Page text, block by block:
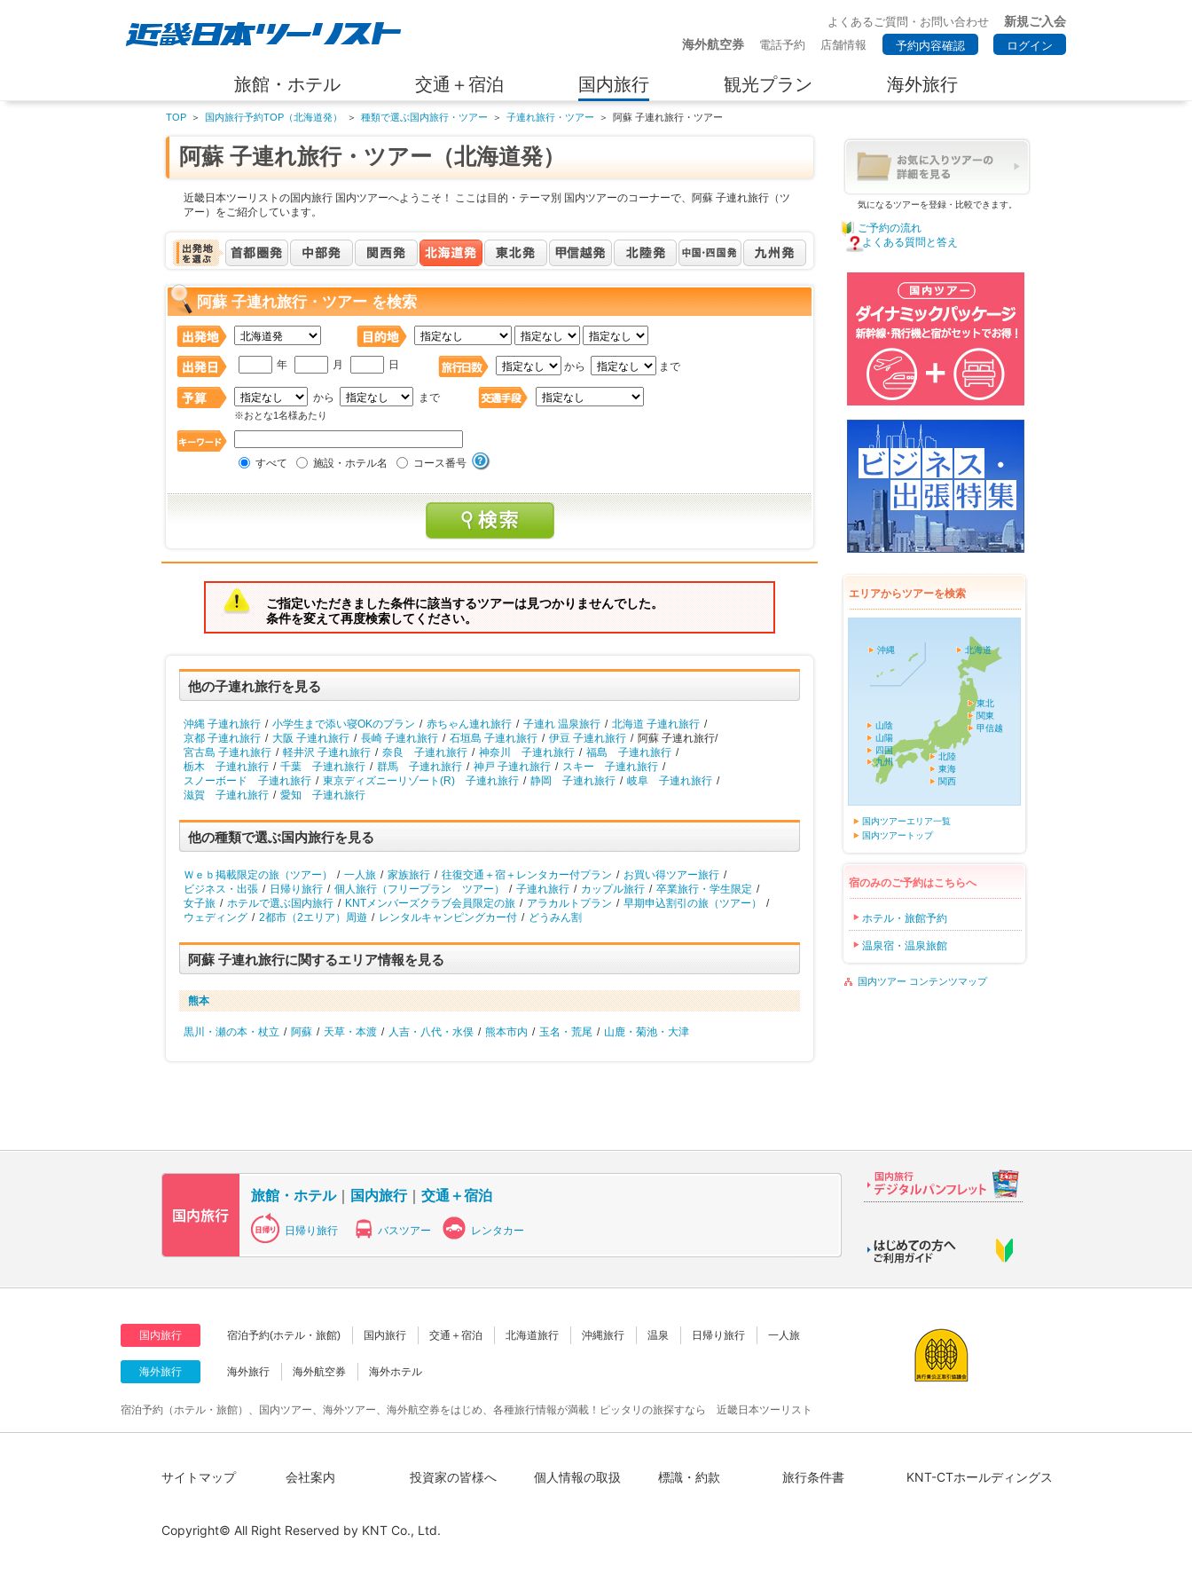
よくあるご質問・お問い合わせ
新規ご入会
海外航空券
電話予約 店舗情報 予約内容確認 ログイン
旅館・ホテル 交通＋宿泊 国内旅行 観光プラン 海外旅行
TOP ＞ 国内旅行予約TOP（北海道発） ＞ 種類で選ぶ国内旅行・ツアー ＞ 子連れ旅行・ツアー ＞ 阿蘇 子連れ旅行・ツアー
阿蘇 子連れ旅行・ツアー（北海道発）
近畿日本ツーリストの国内旅行 国内ツアーへようこそ！ ここは目的・テーマ別 国内ツアーのコーナーで、阿蘇 子連れ旅行（ツ
アー）をご紹介しています。
阿蘇 子連れ旅行・ツアー を検索
年 月 日 から まで
から まで
※おとな1名様あたり
すべて 施設・ホテル名 コース番号
ご指定いただきました条件に該当するツアーは見つかりませんでした。
条件を変えて再度検索してください。
他の子連れ旅行を見る
沖縄 子連れ旅行 / 小学生まで添い寝OKのプラン / 赤ちゃん連れ旅行 / 子連れ 温泉旅行 / 北海道 子連れ旅行 /
京都 子連れ旅行 / 大阪 子連れ旅行 / 長崎 子連れ旅行 / 石垣島 子連れ旅行 / 伊豆 子連れ旅行 / 阿蘇 子連れ旅行/
宮古島 子連れ旅行 / 軽井沢 子連れ旅行 / 奈良 子連れ旅行 / 神奈川 子連れ旅行 / 福島 子連れ旅行 /
栃木 子連れ旅行 / 千葉 子連れ旅行 / 群馬 子連れ旅行 / 神戸 子連れ旅行 / スキー 子連れ旅行 /
スノーボード 子連れ旅行 / 東京ディズニーリゾート(R) 子連れ旅行 / 静岡 子連れ旅行 / 岐阜 子連れ旅行 /
滋賀 子連れ旅行 / 愛知 子連れ旅行
他の種類で選ぶ国内旅行を見る
Ｗｅｂ掲載限定の旅（ツアー） / 一人旅 / 家族旅行 / 往復交通＋宿＋レンタカー付プラン / お買い得ツアー旅行 /
ビジネス・出張 / 日帰り旅行 / 個人旅行（フリープラン ツアー） / 子連れ旅行 / カップル旅行 / 卒業旅行・学生限定 /
女子旅 / ホテルで選ぶ国内旅行 / KNTメンバーズクラブ会員限定の旅 / アラカルトプラン / 早期申込割引の旅（ツアー）
/
ウェディング / 2都市（2エリア）周遊 / レンタルキャンピングカー付 / どうみん割
阿蘇 子連れ旅行に関するエリア情報を見る
熊本
黒川・瀬の本・杖立 / 阿蘇 / 天草・本渡 / 人吉・八代・水俣 / 熊本市内 / 玉名・荒尾 / 山鹿・菊池・大津
気になるツアーを登録・比較できます。
ご予約の流れ
よくある質問と答え
エリアからツアーを検索
北海道
東北
関東
甲信越
北陸
東海
関西
山陰
山陽
四国
九州
沖縄
国内ツアーエリア一覧
国内ツアートップ
宿のみのご予約はこちらへ
ホテル・旅館予約
温泉宿・温泉旅館
国内ツアー コンテンツマップ
旅館・ホテル｜ 国内旅行｜ 交通＋宿泊
日帰り旅行 バスツアー レンタカー
国内旅行 宿泊予約(ホテル・旅館) 国内旅行 交通＋宿泊 北海道旅行 沖縄旅行 温泉 日帰り旅行 一人旅
海外旅行 海外旅行 海外航空券 海外ホテル
宿泊予約（ホテル・旅館）、国内ツアー、海外ツアー、海外航空券をはじめ、各種旅行情報が満載！ピッタリの旅探すなら 近畿日本ツーリスト
サイトマップ 会社案内 投資家の皆様へ 個人情報の取扱 標識・約款 旅行条件書 KNT-CTホールディングス
Copyright© All Right Reserved by KNT Co., Ltd.